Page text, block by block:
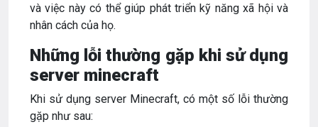
và việc này có thể giúp phát triển kỹ năng xã hội và
nhân cách của họ.
Những lỗi thường gặp khi sử dụng
server minecraft
Khi sử dụng server Minecraft, có một số lỗi thường
gặp như sau: